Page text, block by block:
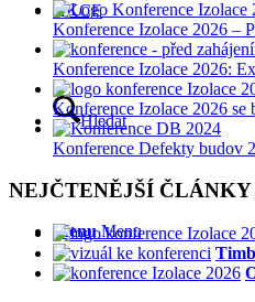
AKCE
Hledat
Menu Menu
Konference Izolace 2026 –
Konference Izolace 2026:
Konference Izolace 2026 se
Konference Defekty budov
NEJČTENĚJŠÍ ČLÁNKY